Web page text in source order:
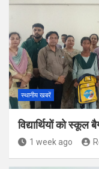
स्थानीय खबरें
विद्यार्थियों को स्कूल
1 week ago